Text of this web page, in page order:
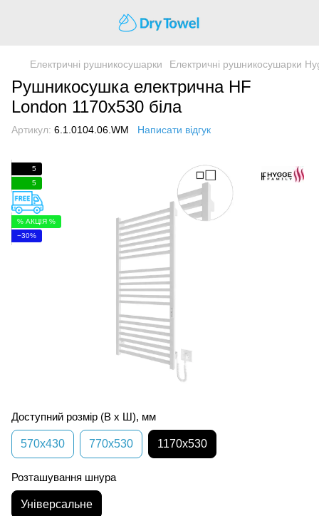
Електричні рушникосушарки Електричні рушникосушарки
Рушникосушка електрична HF
London 1170х530 біла
Артикул: 6.1.0104.06.WM Написати відгук
5
5
% АКЦІЯ %
−30%
Доступний розмір (В х Ш), мм
570х430 770х530 1170х530
Розташування шнура
Універсальне